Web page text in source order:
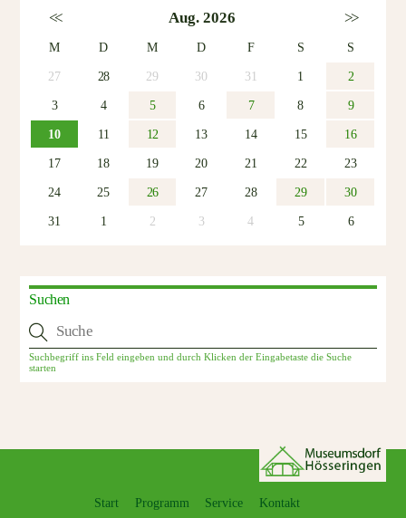
<< Aug. 2026 >>
M D M D F S
S
27
28 29 30 31 1
2
3
4 5 6 7 8
9
10
11 12 13 14 15
16
17
18 19 20 21 22
23
24
25 26 27 28 29
30
31
1 2 3 4 5 6
Suchen
Start Programm Service Kontakt